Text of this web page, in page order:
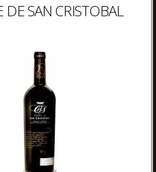
DE SAN CRISTOBAL